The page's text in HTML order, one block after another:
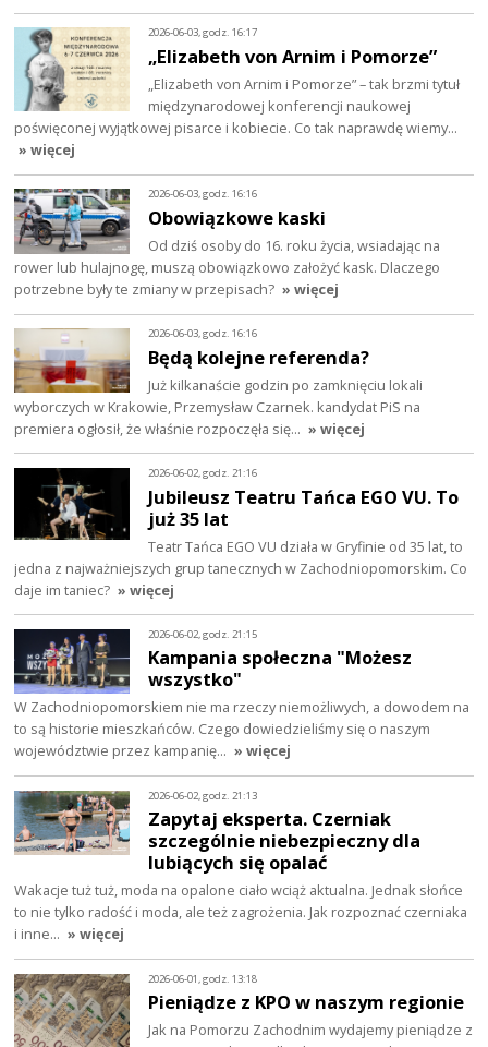
2026-06-03, godz. 16:17
„Elizabeth von Arnim i Pomorze”
„Elizabeth von Arnim i Pomorze” – tak brzmi tytuł
międzynarodowej konferencji naukowej
poświęconej wyjątkowej pisarce i kobiecie. Co tak naprawdę wiemy…
» więcej
2026-06-03, godz. 16:16
Obowiązkowe kaski
Od dziś osoby do 16. roku życia, wsiadając na
rower lub hulajnogę, muszą obowiązkowo założyć kask. Dlaczego
potrzebne były te zmiany w przepisach? » więcej
2026-06-03, godz. 16:16
Będą kolejne referenda?
Już kilkanaście godzin po zamknięciu lokali
wyborczych w Krakowie, Przemysław Czarnek. kandydat PiS na
premiera ogłosił, że właśnie rozpoczęła się… » więcej
2026-06-02, godz. 21:16
Jubileusz Teatru Tańca EGO VU. To
już 35 lat
Teatr Tańca EGO VU działa w Gryfinie od 35 lat, to
jedna z najważniejszych grup tanecznych w Zachodniopomorskim. Co
daje im taniec? » więcej
2026-06-02, godz. 21:15
Kampania społeczna "Możesz
wszystko"
W Zachodniopomorskiem nie ma rzeczy niemożliwych, a dowodem na
to są historie mieszkańców. Czego dowiedzieliśmy się o naszym
województwie przez kampanię… » więcej
2026-06-02, godz. 21:13
Zapytaj eksperta. Czerniak
szczególnie niebezpieczny dla
lubiących się opalać
Wakacje tuż tuż, moda na opalone ciało wciąż aktualna. Jednak słońce
to nie tylko radość i moda, ale też zagrożenia. Jak rozpoznać czerniaka
i inne… » więcej
2026-06-01, godz. 13:18
Pieniądze z KPO w naszym regionie
Jak na Pomorzu Zachodnim wydajemy pieniądze z